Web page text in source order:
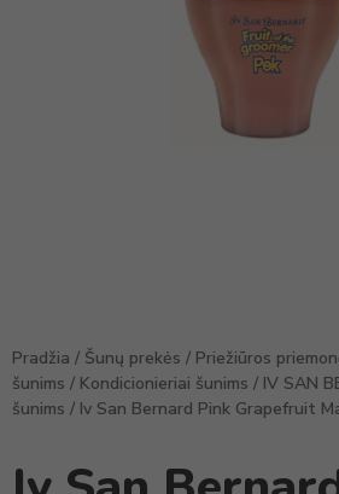
Pradžia / Šunų prekės / Priežiūros
šunims / Kondicionieriai šunims / IV SAN
šunims / Iv San Bernard Pink Grapefruit